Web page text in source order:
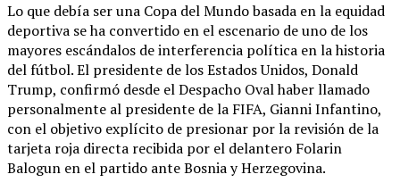
Lo que debía ser una Copa del Mundo basada en la equidad
deportiva se ha convertido en el escenario de uno de los
mayores escándalos de interferencia política en la historia
del fútbol. El presidente de los Estados Unidos, Donald
Trump, confirmó desde el Despacho Oval haber llamado
personalmente al presidente de la FIFA, Gianni Infantino,
con el objetivo explícito de presionar por la revisión de la
tarjeta roja directa recibida por el delantero Folarin
Balogun en el partido ante Bosnia y Herzegovina.